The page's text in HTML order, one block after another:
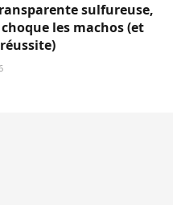
sulfureuse,
les machos (et